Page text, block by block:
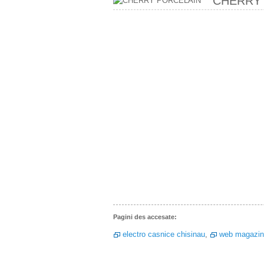
Pagini des accesate:
electro casnice chisinau, web magazin